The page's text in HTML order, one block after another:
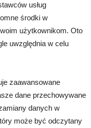
usług
środki w
użytkownikom. Oto
uwzględnia w celu
zaawansowane
dane przechowywane
danych w
może być odczytany